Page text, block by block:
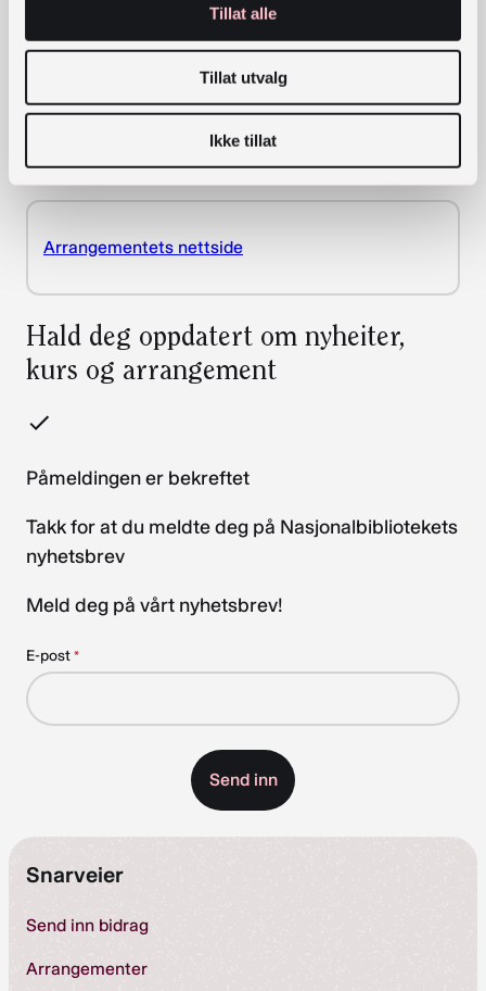
Tillat alle
Tillat utvalg
Ikke tillat
veilederen Biblioteket som beredskapsressurs i
samarbeid med DSB, og fra lokale prosesser der
biblioteket har blitt koblet på kommunens
beredskapstenkning. Hun gir konkrete tips til
hvordan biblioteket kan synliggjøre sin rolle og
bidra aktivt i beredskapsarbeidet.
Arrangementets nettside
Hald deg oppdatert om nyheiter,
kurs og arrangement
Påmeldingen er bekreftet
Takk for at du meldte deg på Nasjonalbibliotekets
nyhetsbrev
Meld deg på vårt nyhetsbrev!
E-post *
Snarveier
Send inn bidrag
Arrangementer